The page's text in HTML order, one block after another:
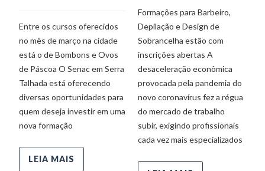
Entre os cursos oferecidos
no mês de março na cidade
está o de Bombons e Ovos
de Páscoa O Senac em Serra
Talhada está oferecendo
diversas oportunidades para
quem deseja investir em uma
nova formação
LEIA MAIS
Formações para Barbeiro,
Depilação e Design de
Sobrancelha estão com
inscrições abertas A
desaceleração econômica
provocada pela pandemia do
novo coronavírus fez a régua
do mercado de trabalho
subir, exigindo profissionais
cada vez mais especializados